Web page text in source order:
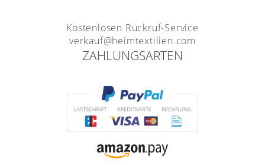
Kostenlosen Rückruf-Service
verkauf@heimtextilien.com
ZAHLUNGSARTEN